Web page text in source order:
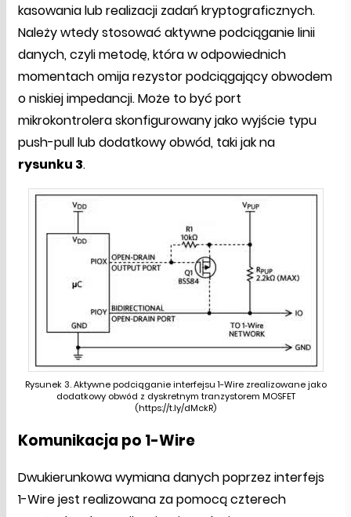
kasowania lub realizacji zadań kryptograficznych.
Należy wtedy stosować aktywne podciąganie linii
danych, czyli metodę, która w odpowiednich
momentach omija rezystor podciągający obwodem
o niskiej impedancji. Może to być port
mikrokontrolera skonfigurowany jako wyjście typu
push-pull lub dodatkowy obwód, taki jak na
rysunku 3.
Rysunek 3. Aktywne podciąganie interfejsu 1-Wire zrealizowane jako
dodatkowy obwód z dyskretnym tranzystorem MOSFET
(https://t.ly/dMckR)
Komunikacja po 1-Wire
Dwukierunkowa wymiana danych poprzez interfejs
1-Wire jest realizowana za pomocą czterech